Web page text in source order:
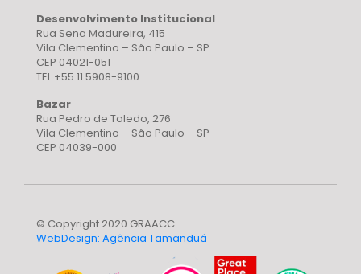
Desenvolvimento Institucional
Rua Sena Madureira, 415
Vila Clementino – São Paulo – SP
CEP 04021-051
TEL +55 11 5908-9100
Bazar
Rua Pedro de Toledo, 276
Vila Clementino – São Paulo – SP
CEP 04039-000
© Copyright 2020 GRAACC
WebDesign: Agência Tamanduá